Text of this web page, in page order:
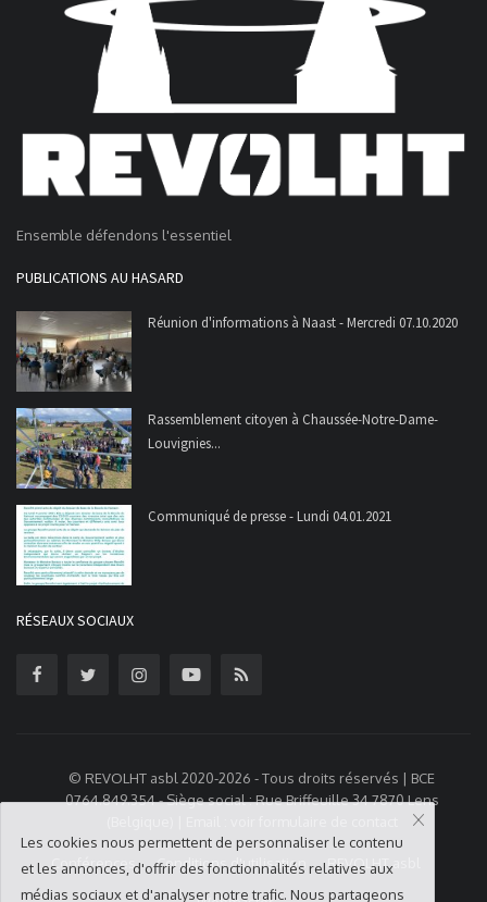
Ensemble défendons l'essentiel
PUBLICATIONS AU HASARD
Réunion d'informations à Naast - Mercredi 07.10.2020
Rassemblement citoyen à Chaussée-Notre-Dame-
Louvignies...
Communiqué de presse - Lundi 04.01.2021
RÉSEAUX SOCIAUX
© REVOLHT asbl 2020-2026 - Tous droits réservés | BCE
0764.849.354 - Siège social : Rue Briffeuille 34 7870 Lens
Conférences Conditions d'utilisation REVOLHT asbl
Les cookies nous permettent de personnaliser le contenu
et les annonces, d'offrir des fonctionnalités relatives aux
médias sociaux et d'analyser notre trafic. Nous partageons